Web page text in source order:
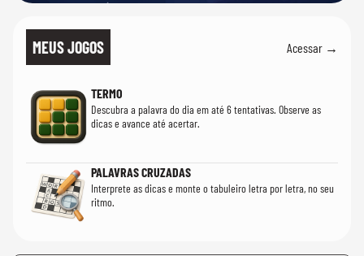
MEUS JOGOS Acessar →
TERMO
Descubra a palavra do dia em até 6 tentativas. Observe as
dicas e avance até acertar.
PALAVRAS CRUZADAS
Interprete as dicas e monte o tabuleiro letra por letra, no seu
ritmo.